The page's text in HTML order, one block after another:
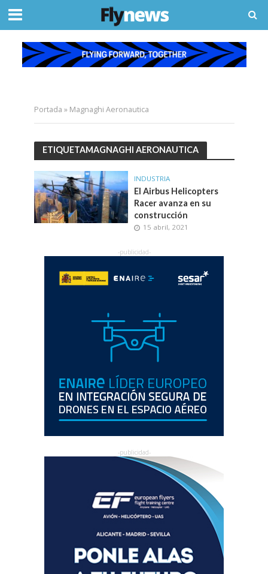
Portada » Magnaghi Aeronautica
ETIQUETAMAGNAGHI AERONAUTICA
INDUSTRIA
El Airbus Helicopters
Racer avanza en su
construcción
15 abril, 2021